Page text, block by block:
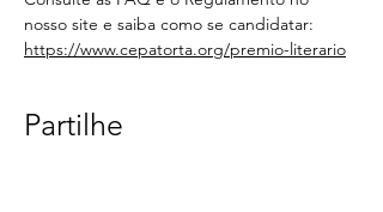
nosso site e saiba como se candidatar:
https://www.cepatorta.org/premio-literario
Partilhe